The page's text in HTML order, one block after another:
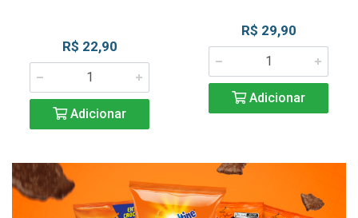
R$ 22,90
Adicionar
R$ 29,90
Adicionar